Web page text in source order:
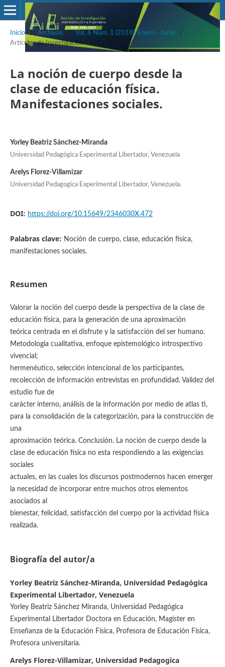
Inicio / Archivos / Vol. 6 Núm. 1 (2018): Enero - Junio
/
Artículos de Investigación
La noción de cuerpo desde la
clase de educación física.
Manifestaciones sociales.
Yorley Beatriz Sánchez-Miranda
Universidad Pedagógica Experimental Libertador, Venezuela
Arelys Florez-Villamizar
Universidad Pedagogica Experimental Libertador, Venezuela.
DOI: https://doi.org/10.15649/2346030X.472
Palabras clave: Noción de cuerpo, clase, educación física,
manifestaciones sociales.
Resumen
Valorar la noción del cuerpo desde la perspectiva de la clase de
educación física, para la generación de una aproximación
teórica centrada en el disfrute y la satisfacción del ser humano.
Metodología cualitativa, enfoque epistemológico introspectivo
vivencial;
hermenéutico, selección intencional de los participantes,
recolección de información entrevistas en profundidad. Validez del
estudio fue de
carácter interno, análisis de la información por medio de atlas ti,
para la consolidación de la categorización, para la construcción de
una
aproximación teórica. Conclusión. La noción de cuerpo desde la
clase de educación física no esta respondiendo a las exigencias
sociales
actuales, en las cuales los discursos postmodernos hacen emerger
la necesidad de incorporar entre muchos otros elementos
asociados al
bienestar, felicidad, satisfacción del cuerpo por la actividad física
realizada.
Biografía del autor/a
Yorley Beatriz Sánchez-Miranda, Universidad Pedagógica
Experimental Libertador, Venezuela
Yorley Beatriz Sánchez Miranda, Universidad Pedagógica
Experimental Libertador Doctora en Educación, Magíster en
Enseñanza de la Educación Física, Profesora de Educación Física,
Profesora universitaria.
Arelys Florez-Villamizar, Universidad Pedagogica